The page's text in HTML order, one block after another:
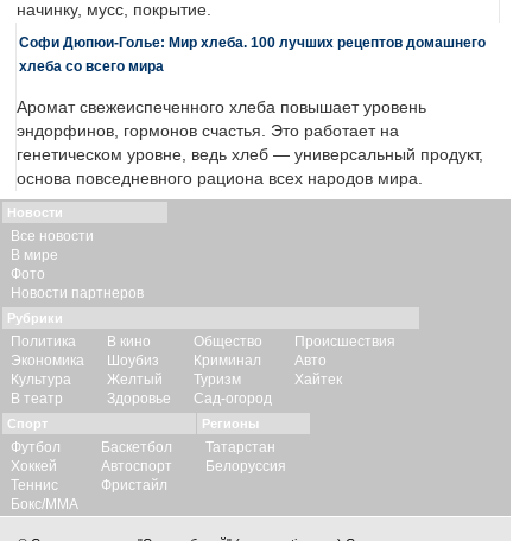
начинку, мусс, покрытие.
Софи Дюпюи-Голье: Мир хлеба. 100 лучших рецептов домашнего
хлеба со всего мира
Аромат свежеиспеченного хлеба повышает уровень
эндорфинов, гормонов счастья. Это работает на
генетическом уровне, ведь хлеб — универсальный продукт,
основа повседневного рациона всех народов мира.
Новости
Все новости
В мире
Фото
Новости партнеров
Рубрики
Политика
Экономика
Культура
В театр
В кино
Шоубиз
Желтый
Здоровье
Общество
Криминал
Туризм
Сад-огород
Происшествия
Авто
Хайтек
Спорт
Футбол
Хоккей
Теннис
Бокс/ММА
Баскетбол
Автоспорт
Фристайл
Регионы
Татарстан
Белоруссия